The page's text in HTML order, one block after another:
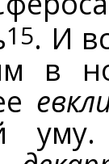
15. И
в